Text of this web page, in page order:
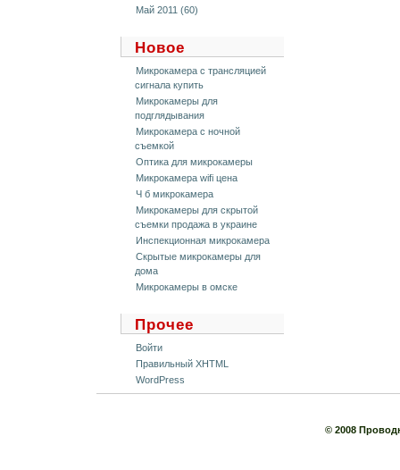
Май 2011 (60)
Новое
Микрокамера с трансляцией
сигнала купить
Микрокамеры для
подглядывания
Микрокамера с ночной
съемкой
Оптика для микрокамеры
Микрокамера wifi цена
Ч б микрокамера
Микрокамеры для скрытой
съемки продажа в украине
Инспекционная микрокамера
Скрытые микрокамеры для
дома
Микрокамеры в омске
Прочее
Войти
Правильный XHTML
WordPress
© 2008